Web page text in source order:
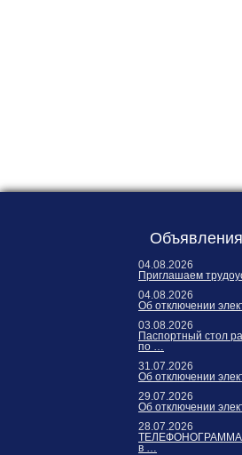
Объявления
04.08.2026
Приглашаем
04.08.2026
Об отключении
03.08.2026
Паспортный стол
по …
31.07.2026
Об отключении
29.07.2026
Об отключении
28.07.2026
ТЕЛЕФОНОГРАММА
в …